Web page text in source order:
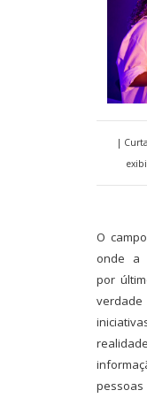
|
O
onde a
por